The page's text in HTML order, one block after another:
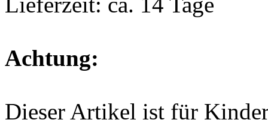
Achtung:
Dieser Artikel ist für